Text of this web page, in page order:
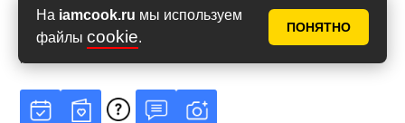
На iamcook.ru мы используем
файлы cookie.
ПОНЯТНО
Рейтинг4.85из5
на основе